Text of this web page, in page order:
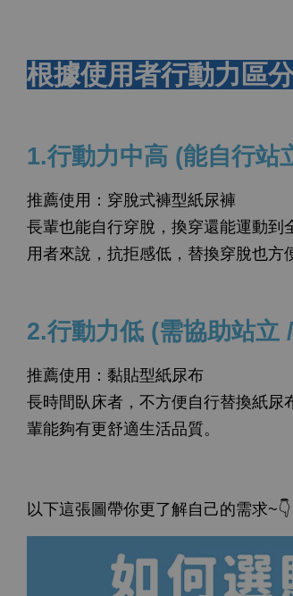
根據使用者行動力區
1.行動力中高 (能自行站
推薦使用：穿脫式褲型紙尿褲
長輩也能自行穿脫，換穿還能運動到
用者來說，抗拒感低，替換穿脫也方
2.行動力低 (需協助站立
推薦使用：黏貼型紙尿布
長時間臥床者，不方便自行替換紙
輩能夠有更舒適生活品質。
以下這張圖帶你更了解自己的需求~👇